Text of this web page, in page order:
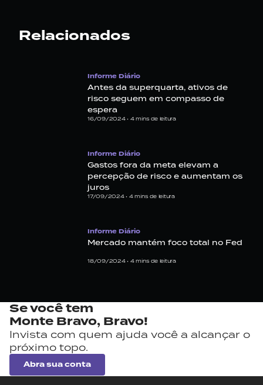
Relacionados
Informe Diário
Antes da superquarta, ativos de
risco seguem em compasso de
espera
16/09/2024 • 4 mins de leitura
Informe Diário
Gastos fora da meta elevam a
percepção de risco e aumentam os
juros
17/09/2024 • 4 mins de leitura
Informe Diário
Mercado mantém foco total no Fed
18/09/2024 • 4 mins de leitura
Se você tem
Monte Bravo, Bravo!
Invista com quem ajuda você a alcançar o
próximo topo.
Abra sua conta